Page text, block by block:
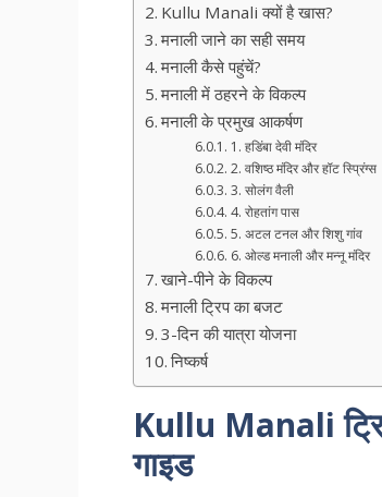
Kullu Manali क्यों है खास?
मनाली जाने का सही समय
मनाली कैसे पहुंचें?
मनाली में ठहरने के विकल्प
मनाली के प्रमुख आकर्षण
1. हडिंबा देवी मंदिर
2. वशिष्ठ मंदिर और हॉट स्प्रिंग्स
3. सोलंग वैली
4. रोहतांग पास
5. अटल टनल और शिशु गांव
6. ओल्ड मनाली और मन्नू मंदिर
खाने-पीने के विकल्प
मनाली ट्रिप का बजट
3-दिन की यात्रा योजना
निष्कर्ष
Kullu Manali
गाइड